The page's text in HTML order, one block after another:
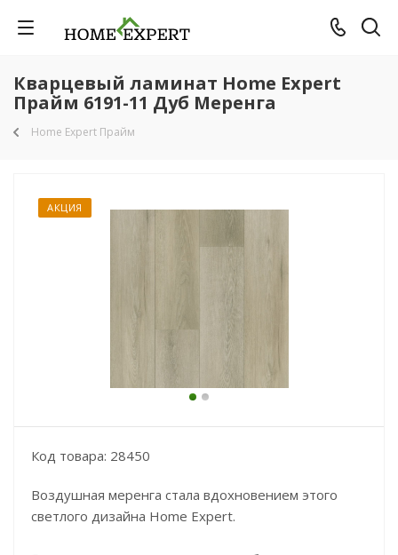
Кварцевый ламинат Home Expert
Прайм 6191-11 Дуб Меренга
Home Expert Прайм
АКЦИЯ
Код товара: 28450
Воздушная меренга стала вдохновением этого
светлого дизайна Home Expert.